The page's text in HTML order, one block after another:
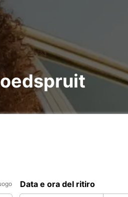
Data e ora del ritiro